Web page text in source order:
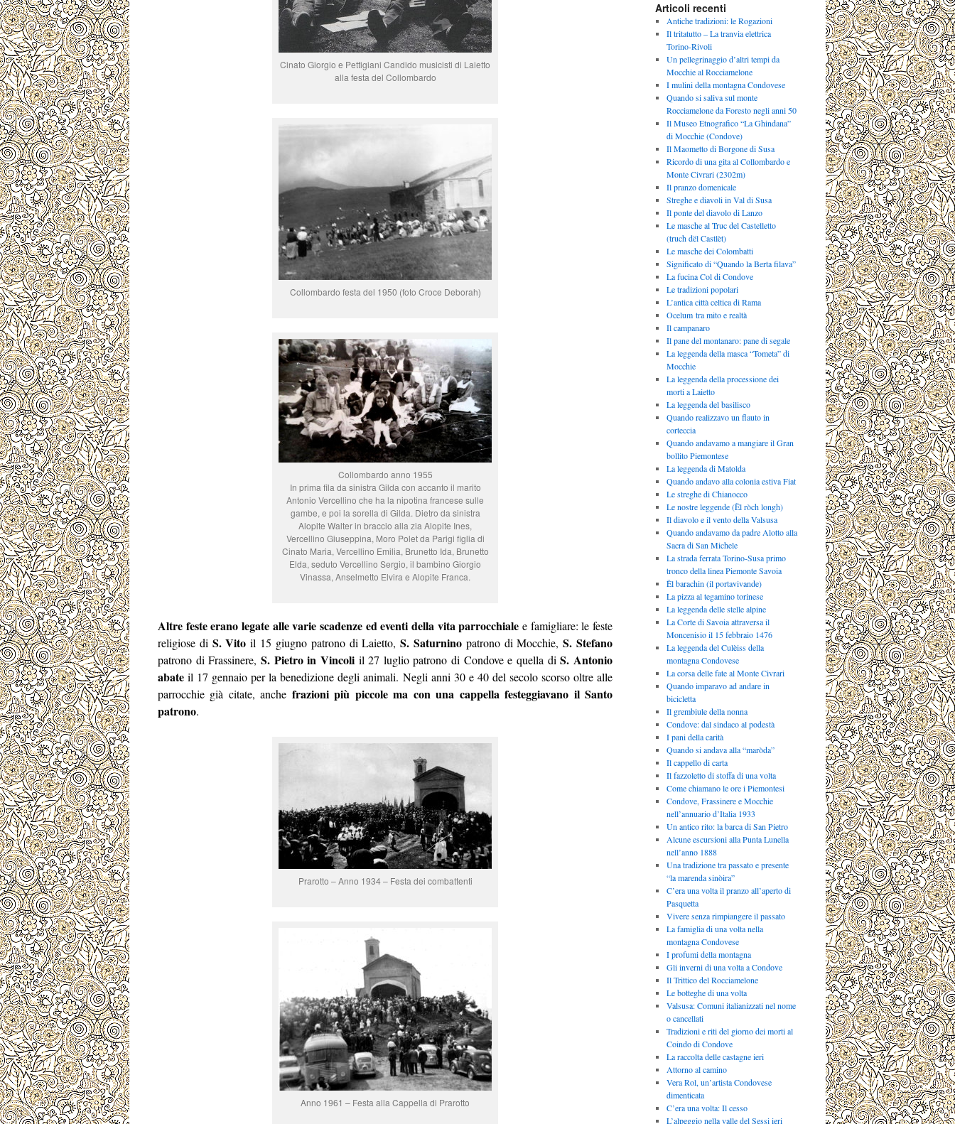
Cinato Giorgio e Pettigiani Candido musicisti di Laietto
alla festa del Collombardo
Collombardo festa del 1950 (foto Croce Deborah)
Collombardo anno 1955
In prima fila da sinistra Gilda con accanto il marito
Antonio Vercellino che ha la nipotina francese sulle
gambe, e poi la sorella di Gilda. Dietro da sinistra
Alopite Walter in braccio alla zia Alopite Ines,
Vercellino Giuseppina, Moro Polet da Parigi figlia di
Cinato Maria, Vercellino Emilia, Brunetto Ida, Brunetto
Elda, seduto Vercellino Sergio, il bambino Giorgio
Vinassa, Anselmetto Elvira e Alopite Franca.
Altre feste erano legate alle varie scadenze ed eventi della vita parrocchiale e famigliare: le feste
religiose di S. Vito il 15 giugno patrono di Laietto,S. Saturninopatrono di Mocchie,S. Stefano
patrono di Frassinere, S. Pietro in Vincoliil 27 luglio patrono di Condove e quella diS. Antonio
abate il 17 gennaio per la benedizione degli animali. Negli anni 30 e 40 del secolo scorso oltre alle
parrocchie già citate, anche frazioni più piccole ma con una cappella festeggiavano il Santo
patrono.
Prarotto – Anno 1934 – Festa dei combattenti
Anno 1961 – Festa alla Cappella di Prarotto
Articoli recenti
Antiche tradizioni: le Rogazioni
Il tritatutto – La tranvia elettrica
Torino-Rivoli
Un pellegrinaggio d’altri tempi da
Mocchie al Rocciamelone
I mulini della montagna Condovese
Quando si saliva sul monte
Rocciamelone da Foresto negli anni 50
Il Museo Etnografico “La Ghindana”
di Mocchie (Condove)
Il Maometto di Borgone di Susa
Ricordo di una gita al Collombardo e
Monte Civrari (2302m)
Il pranzo domenicale
Streghe e diavoli in Val di Susa
Il ponte del diavolo di Lanzo
Le masche al Truc del Castelletto
(truch dël Castlèt)
Le masche dei Colombatti
Significato di “Quando la Berta filava”
La fucina Col di Condove
Le tradizioni popolari
L’antica città celtica di Rama
Ocelum tra mito e realtà
Il campanaro
Il pane del montanaro: pane di segale
La leggenda della masca “Tometa” di
Mocchie
La leggenda della processione dei
morti a Laietto
La leggenda del basilisco
Quando realizzavo un flauto in
corteccia
Quando andavamo a mangiare il Gran
bollito Piemontese
La leggenda di Matolda
Quando andavo alla colonia estiva Fiat
Le streghe di Chianocco
Le nostre leggende (Ël ròch longh)
Il diavolo e il vento della Valsusa
Quando andavamo da padre Alotto alla
Sacra di San Michele
La strada ferrata Torino-Susa primo
tronco della linea Piemonte Savoia
Ël barachin (il portavivande)
La pizza al tegamino torinese
La leggenda delle stelle alpine
La Corte di Savoia attraversa il
Moncenisio il 15 febbraio 1476
La leggenda del Culèiss della
montagna Condovese
La corsa delle fate al Monte Civrari
Quando imparavo ad andare in
bicicletta
Il grembiule della nonna
Condove: dal sindaco al podestà
I pani della carità
Quando si andava alla “maròda”
Il cappello di carta
Il fazzoletto di stoffa di una volta
Come chiamano le ore i Piemontesi
Condove, Frassinere e Mocchie
nell’annuario d’Italia 1933
Un antico rito: la barca di San Pietro
Alcune escursioni alla Punta Lunella
nell’anno 1888
Una tradizione tra passato e presente
“la marenda sinòira”
C’era una volta il pranzo all’aperto di
Pasquetta
Vivere senza rimpiangere il passato
La famiglia di una volta nella
montagna Condovese
I profumi della montagna
Gli inverni di una volta a Condove
Il Trittico del Rocciamelone
Le botteghe di una volta
Valsusa: Comuni italianizzati nel nome
o cancellati
Tradizioni e riti del giorno dei morti al
Coindo di Condove
La raccolta delle castagne ieri
Attorno al camino
Vera Rol, un’artista Condovese
dimenticata
C’era una volta: Il cesso
L’alpeggio nella valle del Sessi ieri